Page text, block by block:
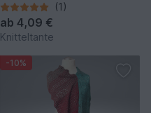
(1)
ab 4,09 €
Knitteltante
-10%